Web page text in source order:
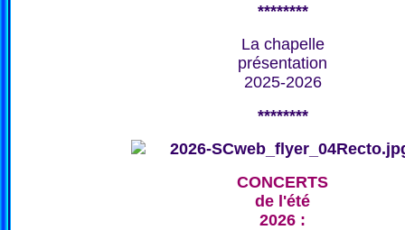
********
La chapelle
présentation
2025-2026
********
CONCERTS
de l'été
2026 :